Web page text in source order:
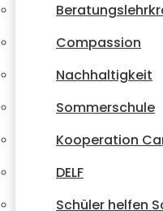
Compassion
Nachhaltigkeit
Sommerschule
Kooperation
DELF
Schüler helfen